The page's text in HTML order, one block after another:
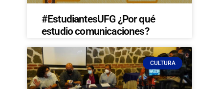
#EstudiantesUFG ¿Por qué
estudio comunicaciones?
CULTURA